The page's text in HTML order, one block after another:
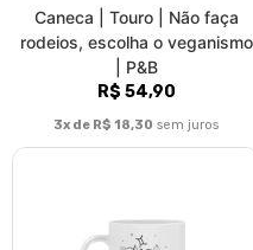
lados gritam: GO VEGAN! |
P&B
R$ 54,90
3x de R$ 18,30sem juros